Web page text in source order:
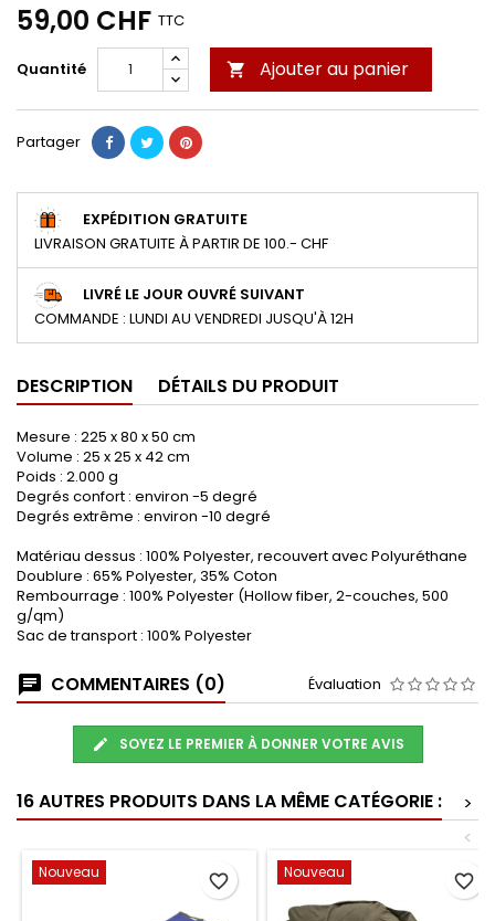
59,00 CHF TTC
Quantité  Ajouter au panier
Partager
EXPÉDITION GRATUITE
LIVRAISON GRATUITE À PARTIR DE 100.- CHF
LIVRÉ LE JOUR OUVRÉ SUIVANT
COMMANDE : LUNDI AU VENDREDI JUSQU'À 12H
DESCRIPTION DÉTAILS DU PRODUIT
Mesure : 225 x 80 x 50 cm
Volume : 25 x 25 x 42 cm
Poids : 2.000 g
Degrés confort : environ -5 degré
Degrés extrême : environ -10 degré
Matériau dessus : 100% Polyester, recouvert avec Polyuréthane
Doublure : 65% Polyester, 35% Coton
Rembourrage : 100% Polyester (Hollow fiber, 2-couches, 500
g/qm)
Sac de transport : 100% Polyester
COMMENTAIRES (0) Évaluation
SOYEZ LE PREMIER À DONNER VOTRE AVIS
16 AUTRES PRODUITS DANS LA MÊME CATÉGORIE :
>
<
Nouveau favorite_border Nouveau favorite_border